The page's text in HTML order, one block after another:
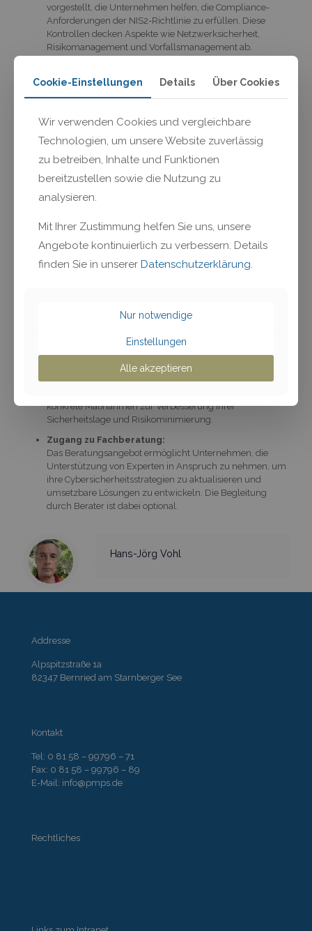
vorgestellt, die Unternehmen helfen, die Compliance-
Anforderungen der NIS2-Richtlinie zu erfüllen. Diese
Kontrollen decken Aspekte wie Netzwerksicherheit,
Risikomanagement und Vorfallsmanagement ab.
Die Plattform bietet ein maßgeschneidertes
Umsetzung der erforderlichen Kontrollen zu
Checklisten und Expertenberatung.
Zielgruppenorientierung:
Die Plattform richtet sich an Unternehmen in der
kritischen Infrastruktur, einschließlich, aber nicht
Finanzinstitute und Telekommunikationsanbieter, die
besondere Anforderungen an die Cybersicherheit haben.
Mehrwert:
NIS2-Richtlinie effizient zu erfüllen, indem sie auch für
Informationen und Tools bereitstellt.
Stärkung der Cybersicherheit:
Unternehmen erhalten durch die bereitgestellten
konkrete Maßnahmen zur Verbesserung ihrer
Sicherheitslage und Risikominimierung.
Zugang zu Fachberatung:
Das Beratungsangebot ermöglicht Unternehmen, die
Unterstützung von Experten in Anspruch zu nehmen, um
ihre Cybersicherheitsstrategien zu aktualisieren und
umsetzbare Lösungen zu entwickeln. Die Begleitung
durch Berater ist dabei optional.
Hans-Jörg Vohl
Addresse
Alpspitzstraße 1a
82347 Bernried am Starnberger See
Kontakt
Tel: 0 81 58 – 99796 – 71
Fax: 0 81 58 – 99796 – 89
E-Mail: info@pmps.de
Rechtliches
Cookie-Einstellungen Details Über Cookies
Wir verwenden Cookies und vergleichbare
Technologien, um unsere Website zuverlässig
zu betreiben, Inhalte und Funktionen
bereitzustellen sowie die Nutzung zu
analysieren.
Mit Ihrer Zustimmung helfen Sie uns, unsere
Angebote kontinuierlich zu verbessern. Details
finden Sie in unserer Datenschutzerklärung
Nur notwendige
Einstellungen
Alle akzeptieren